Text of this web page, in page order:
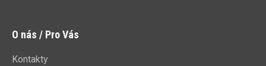
O nás / Pro Vás
Kontakty